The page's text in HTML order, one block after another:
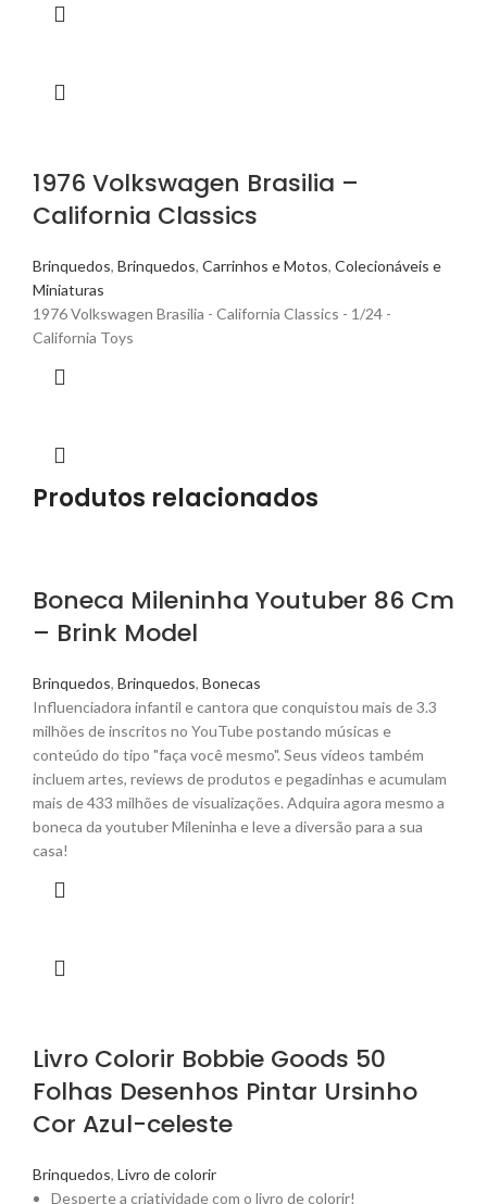
1976 Volkswagen Brasilia –
California Classics
Brinquedos, Brinquedos, Carrinhos e Motos, Colecionáveis e
Miniaturas
1976 Volkswagen Brasilia - California Classics - 1/24 -
California Toys
Produtos relacionados
Boneca Mileninha Youtuber 86 Cm
– Brink Model
Brinquedos, Brinquedos, Bonecas
Influenciadora infantil e cantora que conquistou mais de 3.3
milhões de inscritos no YouTube postando músicas e
conteúdo do tipo "faça você mesmo". Seus vídeos também
incluem artes, reviews de produtos e pegadinhas e acumulam
mais de 433 milhões de visualizações. Adquira agora mesmo a
boneca da youtuber Mileninha e leve a diversão para a sua
casa!
Livro Colorir Bobbie Goods 50
Folhas Desenhos Pintar Ursinho
Cor Azul-celeste
Brinquedos, Livro de colorir
Desperte a criatividade com o livro de colorir!